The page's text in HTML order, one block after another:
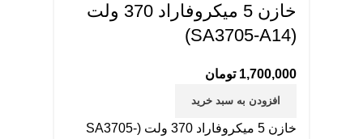
خازن 5 میکروفاراد 370 ولت
(SA3705-A14)
1,700,000 تومان
افزودن به سبد خرید
خازن 5 میکروفاراد 370 ولت (SA3705-